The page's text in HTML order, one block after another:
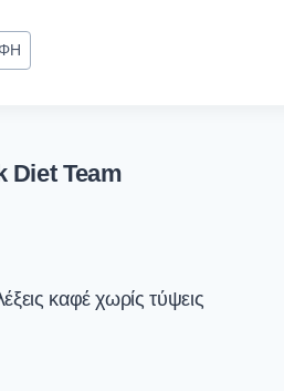
Diet Team
καφέ χωρίς τύψεις